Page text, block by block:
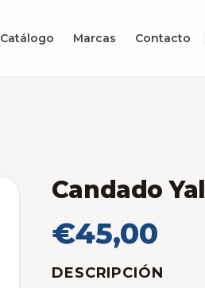
Catálogo Marcas Contacto
Candado
€45,00
DESCRIPCIÓN